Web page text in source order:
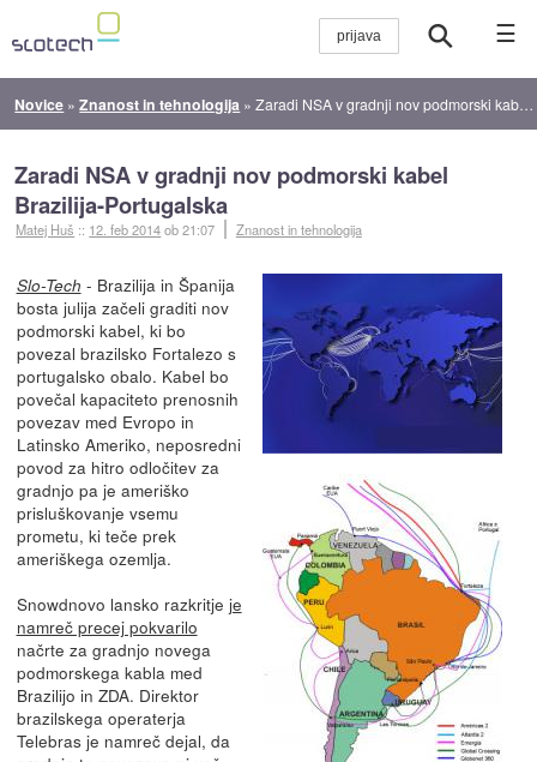
☰
Novice »Znanost in tehnologija »Zaradi NSA v gradnji nov podmorski kabel Brazilija-Portugalska
Zaradi NSA v gradnji nov podmorski kabel
Brazilija-Portugalska
Matej Huš :: 12. feb 2014ob 21:07 Znanost in tehnologija
Slo-Tech - Brazilija in Španija
bosta julija začeli graditi nov
podmorski kabel, ki bo
povezal brazilsko Fortalezo s
portugalsko obalo. Kabel bo
povečal kapaciteto prenosnih
povezav med Evropo in
Latinsko Ameriko, neposredni
povod za hitro odločitev za
gradnjo pa je ameriško
prisluškovanje vsemu
prometu, ki teče prek
ameriškega ozemlja.
Snowdnovo lansko razkritje je
namreč precej pokvarilo
načrte za gradnjo novega
podmorskega kabla med
Brazilijo in ZDA. Direktor
brazilskega operaterja
Telebras je namreč dejal, da